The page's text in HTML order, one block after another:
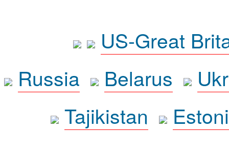
US-Great
Russia
Belarus
Tajikistan